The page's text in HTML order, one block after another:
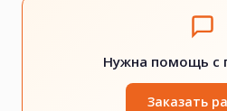
Нужна помощь с
Заказать